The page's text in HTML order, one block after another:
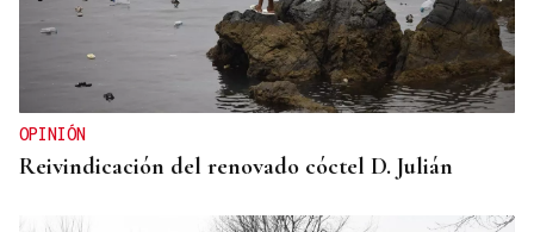
OPINIÓN
Reivindicación del renovado cóctel D. Julián